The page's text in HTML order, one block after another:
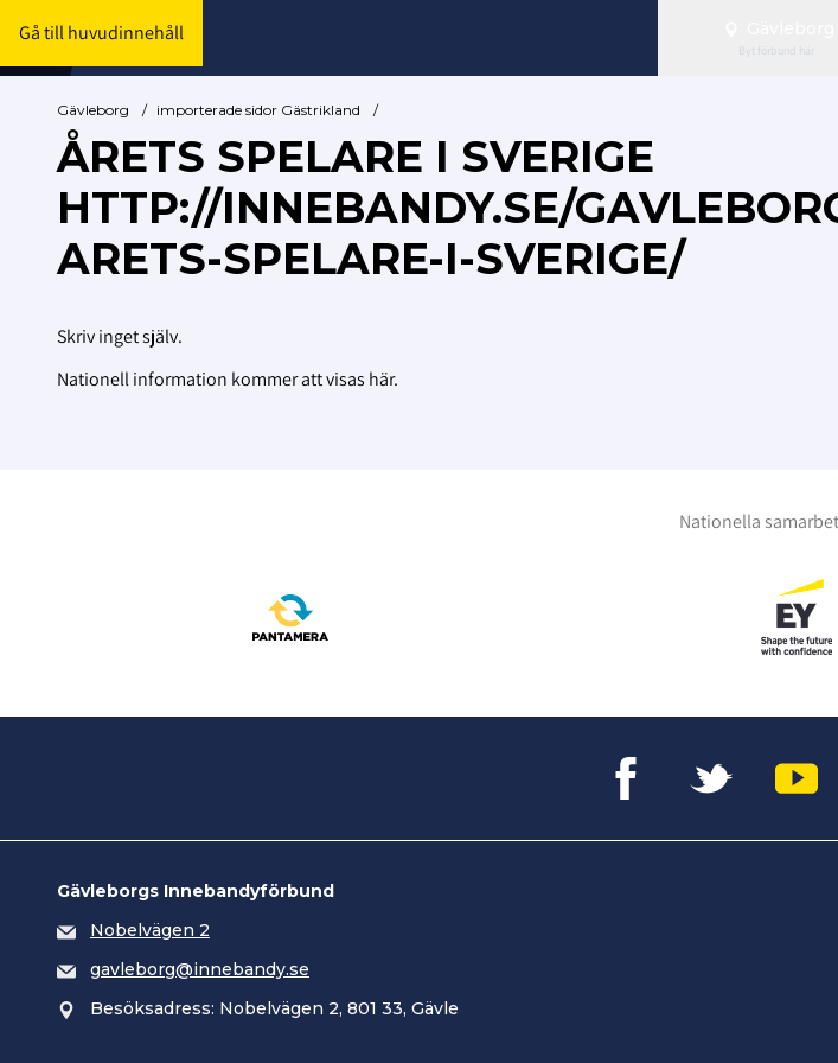
Gå till huvudinnehåll
Byt förbund här
Gävleborg / importerade sidor Gästrikland /
ÅRETS SPELARE I SVERIGE
HTTP://INNEBANDY.SE/
ARETS-SPELARE-I-SVERIGE/
Skriv inget själv.
Nationell information kommer att visas här.
Nationella
Gävleborgs Innebandyförbund
Nobelvägen 2
gavleborg@innebandy.se
Besöksadress: Nobelvägen 2, 801 33, Gävle